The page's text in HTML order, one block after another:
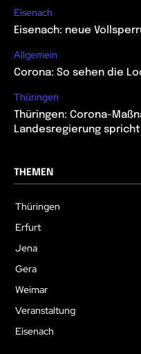
Eisenach
Eisenach: neue
Allgemein
Corona: So sehen die
Thüringen
Thüringen: Corona-
Landesregierung
THEMEN
Thüringen
Erfurt
Jena
Gera
Weimar
Veranstaltung
Eisenach